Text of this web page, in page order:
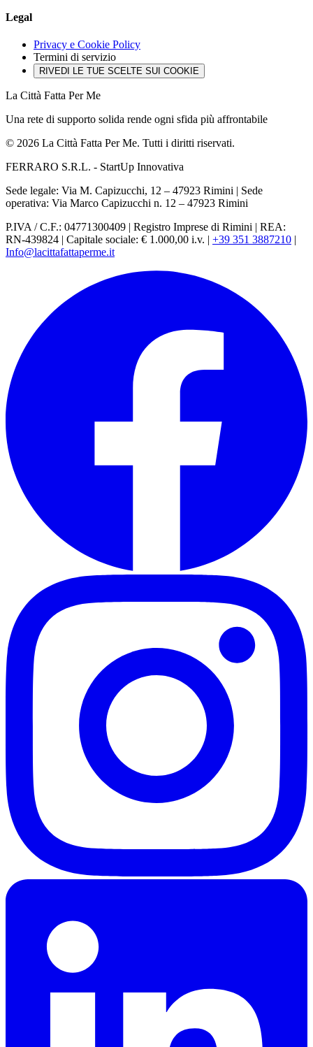
Legal
Privacy e Cookie Policy
Termini di servizio
RIVEDI LE TUE SCELTE SUI COOKIE
La Città Fatta Per Me
Una rete di supporto solida rende ogni sfida più affrontabile
© 2026 La Città Fatta Per Me. Tutti i diritti riservati.
FERRARO S.R.L. - StartUp Innovativa
Sede legale: Via M. Capizucchi, 12 – 47923 Rimini | Sede
operativa: Via Marco Capizucchi n. 12 – 47923 Rimini
P.IVA / C.F.: 04771300409 | Registro Imprese di Rimini | REA:
RN-439824 | Capitale sociale: € 1.000,00 i.v. | +39 351 3887210 |
Info@lacittafattaperme.it